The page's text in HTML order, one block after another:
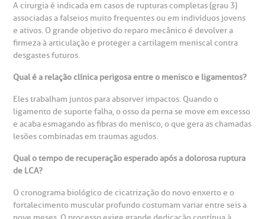
A cirurgia é indicada em casos de rupturas completas (grau 3)
associadas a falseios muito frequentes ou em indivíduos jovens
e ativos. O grande objetivo do reparo mecânico é devolver a
firmeza à articulação e proteger a cartilagem meniscal contra
desgastes futuros.
Qual é a relação clínica perigosa entre o menisco e ligamentos?
Eles trabalham juntos para absorver impactos. Quando o
ligamento de suporte falha, o osso da perna se move em excesso
e acaba esmagando as fibras do menisco, o que gera as chamadas
lesões combinadas em traumas agudos.
Qual o tempo de recuperação esperado após a dolorosa ruptura
de LCA?
O cronograma biológico de cicatrização do novo enxerto e o
fortalecimento muscular profundo costumam variar entre seis a